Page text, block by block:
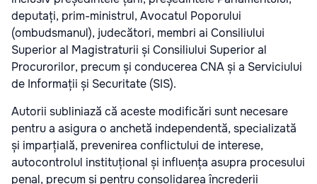
deputați, prim-ministrul, Avocatul Poporului
(ombudsmanul), judecători, membri ai Consiliului
Superior al Magistraturii și Consiliului Superior al
Procurorilor, precum și conducerea CNA și a Serviciului
de Informații și Securitate (SIS).
Autorii subliniază că aceste modificări sunt necesare
pentru a asigura o anchetă independentă, specializată
și imparțială, prevenirea conflictului de interese,
autocontrolul instituțional și influența asupra procesului
penal, precum și pentru consolidarea încrederii